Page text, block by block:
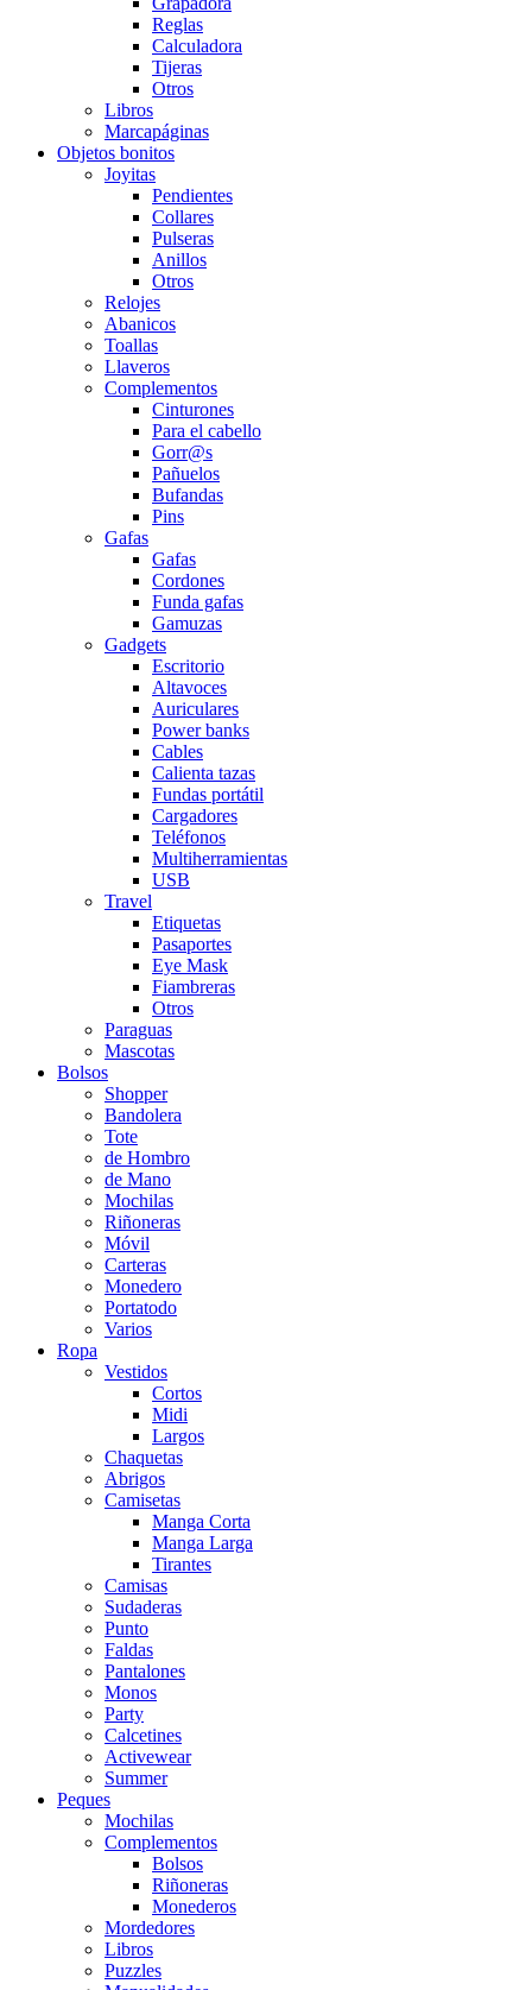
Reglas
Calculadora
Tijeras
Otros
Libros
Marcapáginas
Objetos bonitos
Joyitas
Pendientes
Collares
Pulseras
Anillos
Otros
Relojes
Abanicos
Toallas
Llaveros
Complementos
Cinturones
Para el cabello
Gorr@s
Pañuelos
Bufandas
Pins
Gafas
Gafas
Cordones
Funda gafas
Gamuzas
Gadgets
Escritorio
Altavoces
Auriculares
Power banks
Cables
Calienta tazas
Fundas portátil
Cargadores
Teléfonos
Multiherramientas
USB
Travel
Etiquetas
Pasaportes
Eye Mask
Fiambreras
Otros
Paraguas
Mascotas
Bolsos
Shopper
Bandolera
Tote
de Hombro
de Mano
Mochilas
Riñoneras
Móvil
Carteras
Monedero
Portatodo
Varios
Ropa
Vestidos
Cortos
Midi
Largos
Chaquetas
Abrigos
Camisetas
Manga Corta
Manga Larga
Tirantes
Camisas
Sudaderas
Punto
Faldas
Pantalones
Monos
Party
Calcetines
Activewear
Summer
Peques
Mochilas
Complementos
Bolsos
Riñoneras
Monederos
Mordedores
Libros
Puzzles